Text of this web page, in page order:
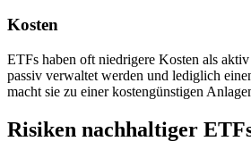
Kosten
ETFs haben oft niedrigere Kosten als
passiv verwaltet werden und lediglich
macht sie zu einer kostengünstigen
Risiken nachhaltiger